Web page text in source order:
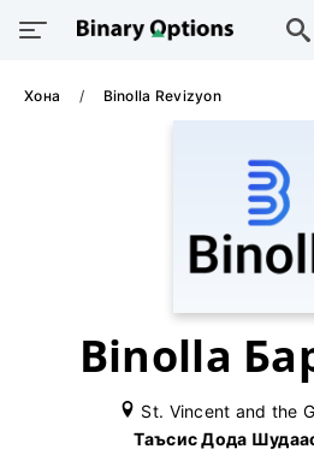
Хона Binolla Revizyon
Binolla
St. Vincent and the
Таъсис Дода